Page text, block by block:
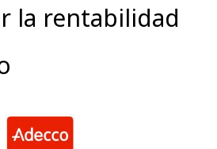
la rentabilidad